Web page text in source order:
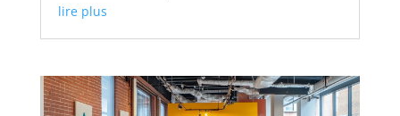
lire plus